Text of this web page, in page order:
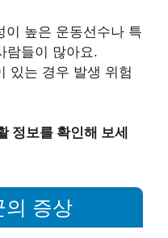
이 높은 운동선수나 특
람들이 많아요.
있는 경우 발생 위험
정보를 확인해 보세
의 증상